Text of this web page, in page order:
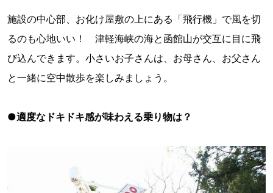
施設の中心部、お化け屋敷の上にある「飛行機」で風を切
るのも心地いい！ 津軽海峡の海と函館山が交互に目に飛
び込んできます。小さいお子さんは、お母さん、お父さん
と一緒に空中散歩を楽しみましょう。
●適度なドキドキ感が味わえる乗り物は？